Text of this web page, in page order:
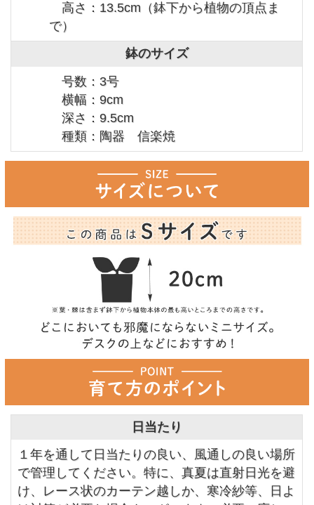
高さ：13.5cm（鉢下から植物の頂点ま
で）
鉢のサイズ
号数：3号
横幅：9cm
深さ：9.5cm
種類：陶器 信楽焼
日当たり
１年を通して日当たりの良い、風通しの良い場所
で管理してください。特に、真夏は直射日光を避
け、レース状のカーテン越しか、寒冷紗等、日よ